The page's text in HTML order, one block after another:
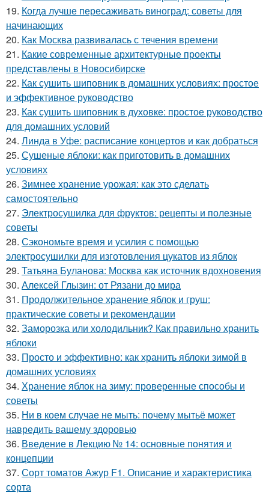
19. Когда лучше пересаживать виноград: советы для
начинающих
20. Как Москва развивалась с течения времени
21. Какие современные архитектурные проекты
представлены в Новосибирске
22. Как сушить шиповник в домашних условиях: простое
и эффективное руководство
23. Как сушить шиповник в духовке: простое руководство
для домашних условий
24. Линда в Уфе: расписание концертов и как добраться
25. Сушеные яблоки: как приготовить в домашних
условиях
26. Зимнее хранение урожая: как это сделать
самостоятельно
27. Электросушилка для фруктов: рецепты и полезные
советы
28. Сэкономьте время и усилия с помощью
электросушилки для изготовления цукатов из яблок
29. Татьяна Буланова: Москва как источник вдохновения
30. Алексей Глызин: от Рязани до мира
31. Продолжительное хранение яблок и груш:
практические советы и рекомендации
32. Заморозка или холодильник? Как правильно хранить
яблоки
33. Просто и эффективно: как хранить яблоки зимой в
домашних условиях
34. Хранение яблок на зиму: проверенные способы и
советы
35. Ни в коем случае не мыть: почему мытьё может
навредить вашему здоровью
36. Введение в Лекцию № 14: основные понятия и
концепции
37. Сорт томатов Ажур F1. Описание и характеристика
сорта